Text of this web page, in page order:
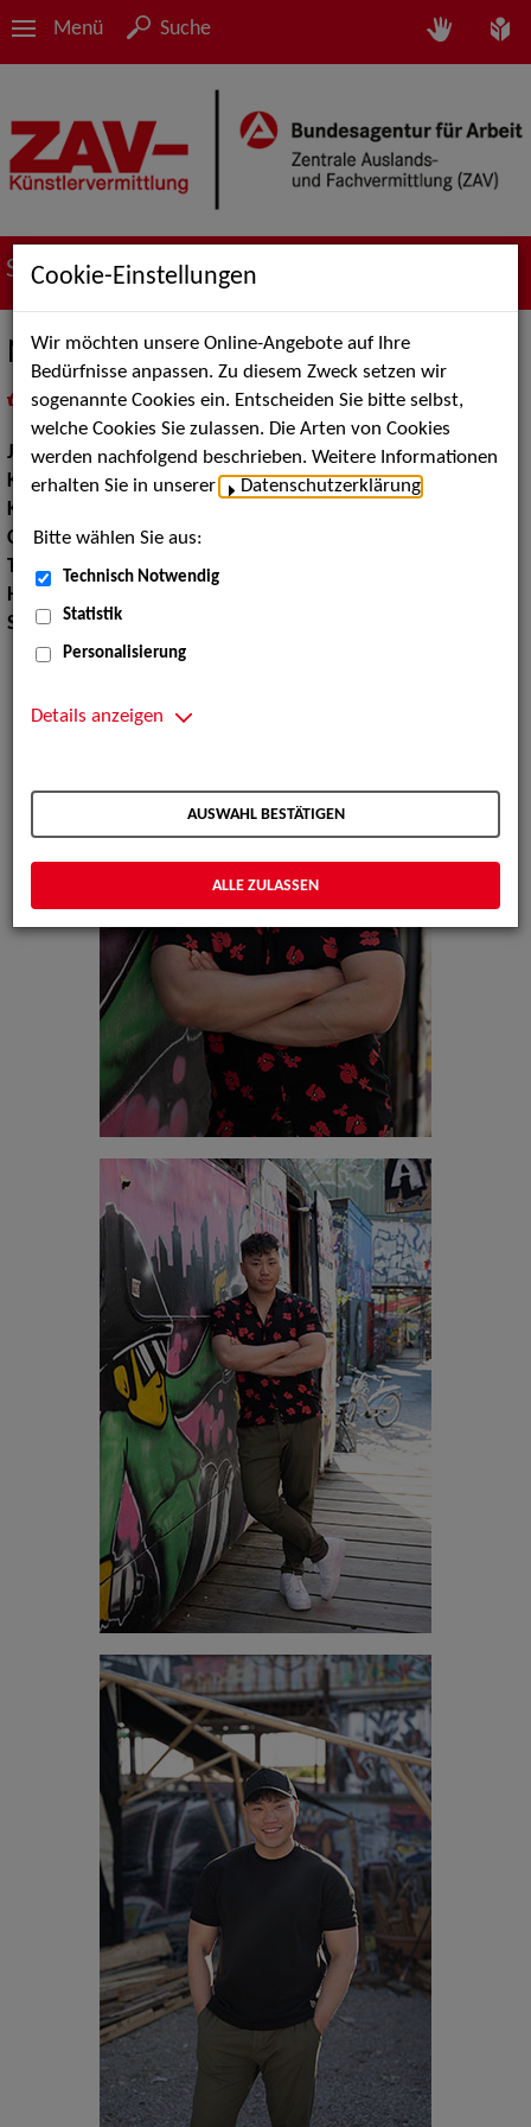
Menü Suche
Suche nach Künstler*innen
Nam Vu
als PDF speichern
inMeine Merklistelegen
Jahrgang:1998
Körpergröße:180 cm
Konfektionsgröße:
Oberweite:112
Taille:
82
Hüfte:
Schuhgröße:44
Cookie-Einstellungen
Wir möchten unsere Online-Angebote auf Ihre
Bedürfnisse anpassen. Zu diesem Zweck setzen wir
sogenannte Cookies ein. Entscheiden Sie bitte selbst,
welche Cookies Sie zulassen. Die Arten von Cookies
werden nachfolgend beschrieben. Weitere Informationen
erhalten Sie in unserer
Datenschutzerklärung
Bitte wählen Sie aus:
Technisch Notwendig
Statistik
Personalisierung
Details anzeigen
AUSWAHL BESTÄTIGEN
ALLE ZULASSEN